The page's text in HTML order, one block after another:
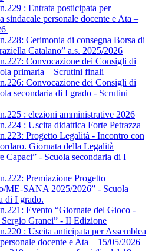
: Entrata posticipata per
sindacale personale docente e Ata –
Cerimonia di consegna Borsa di
Catalano” a.s. 2025/2026
Convocazione dei Consigli di
primaria – Scrutini finali
Convocazione dei Consigli di
secondaria di I grado - Scrutini
: elezioni amministrative 2026
: Uscita didattica Forte Petrazza
Progetto Legalità - Incontro con
Giornata della Legalità
Capaci” - Scuola secondaria di I
Premiazione Progetto
ME-SANA 2025/2026” - Scuola
di I grado.
Evento “Giornate del Gioco -
Granei” - II Edizione
: Uscita anticipata per Assemblea
docente e Ata – 15/05/2026